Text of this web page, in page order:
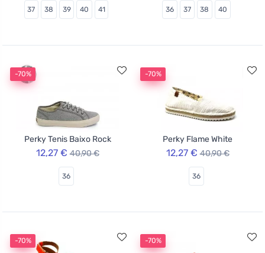
37 38 39 40 41 36 37 38 40
-70%
Perky Tenis Baixo Rock
12,27 € 40,90 €
36
-70%
Perky Flame White
12,27 € 40,90 €
36
-70% -70%